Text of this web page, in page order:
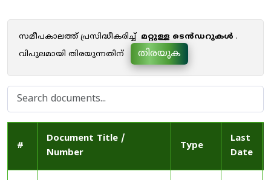
സമീപകാലത്ത് പ്രസിദ്ധീകരിച്ച് മറ്റുള്ള ടെൻഡറുകൾ .
വിപുലമായി തിരയുന്നതിന്
തിരയുക
#
Document Title /
Number
Type
Last
Date